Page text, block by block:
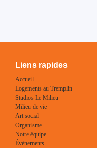
Liens rapides
Accueil
Logements au Tremplin
Studios Le Milieu
Milieu de vie
Art social
Organisme
Notre équipe
Événements